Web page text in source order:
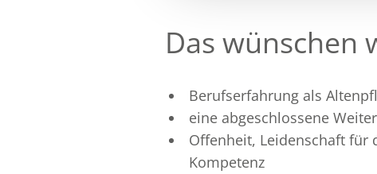
Das wünschen
Berufserfahrung als
eine abgeschlossene
Offenheit, Leidenschaft für
Kompetenz